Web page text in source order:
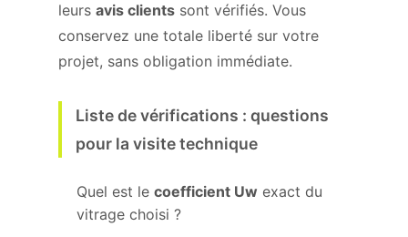
leurs avis clients sont vérifiés. Vous
conservez une totale liberté sur votre
projet, sans obligation immédiate.
Liste de vérifications : questions
pour la visite technique
Quel est le coefficient Uw exact du
vitrage choisi ?